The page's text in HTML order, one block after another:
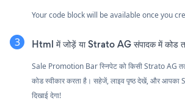
Your code block will be available once you
Html में जोड़ें या Strato AG संपादक में कोड
Sale Promotion Bar स्निपेट को किसी Strato AG
कोड स्वीकार करता है। सहेजें, लाइव पृष्ठ देखें, और
दिखाई देगा!